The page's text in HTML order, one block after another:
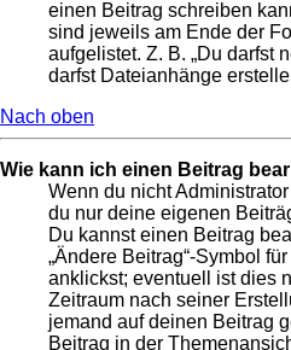
einen Beitrag schreiben
sind jeweils am Ende der
aufgelistet. Z. B. „Du darfst
darfst Dateianhänge
Nach oben
Wie kann ich einen Beitrag
Wenn du nicht
du nur deine eigenen
Du kannst einen Beitrag
„Ändere Beitrag“-Symbol
anklickst; eventuell ist dies
Zeitraum nach seiner
jemand auf deinen Beitrag
Beitrag in der